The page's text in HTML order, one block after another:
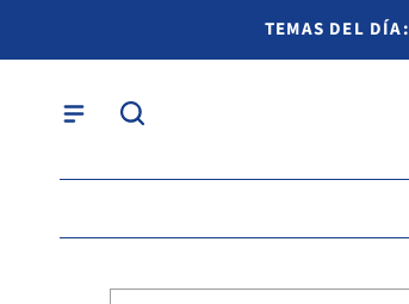
TEMAS DEL DÍA: